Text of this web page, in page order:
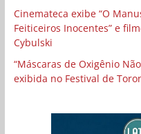
Cinemateca exibe “O
Feiticeiros Inocentes” e
Cybulski
“Máscaras de Oxigênio
exibida no Festival de